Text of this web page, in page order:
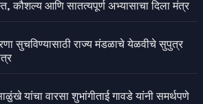
कौशल्य आणि सातत्यपूर्ण अभ्यासाचा दिला मंत्र
सुचविण्यासाठी राज्य मंडळाचे येळवीचे सुपुत्र
यांचा वारसा शुभांगीताई गावडे यांनी समर्थपणे